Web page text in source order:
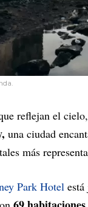
reflejan el
una ciudad
más
Park Hotel